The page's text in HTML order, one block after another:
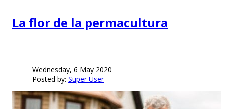
La flor de la permacultura
Wednesday, 6 May 2020
Posted by: Super User